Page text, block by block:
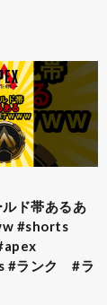
ルド帯あるあ
#shorts
#ランク #ラ